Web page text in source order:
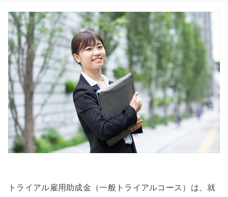
トライアル雇用助成金（一般トライアルコース）は、就